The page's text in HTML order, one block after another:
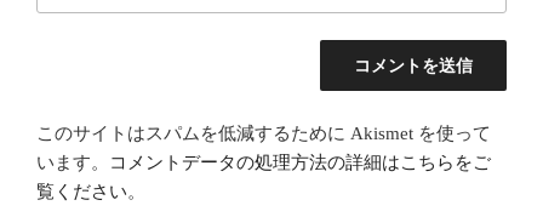
このサイトはスパムを低減するために Akismet を使って
います。
コメントデータの処理方法の詳細はこちらをご
覧ください。